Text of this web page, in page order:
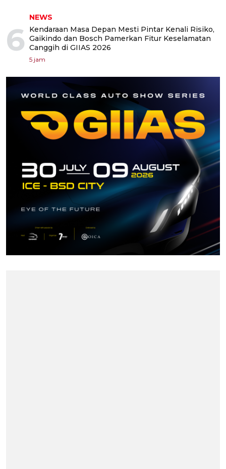
6
NEWS
Kendaraan Masa Depan Mesti Pintar Kenali Risiko,
Gaikindo dan Bosch Pamerkan Fitur Keselamatan
Canggih di GIIAS 2026
5 jam